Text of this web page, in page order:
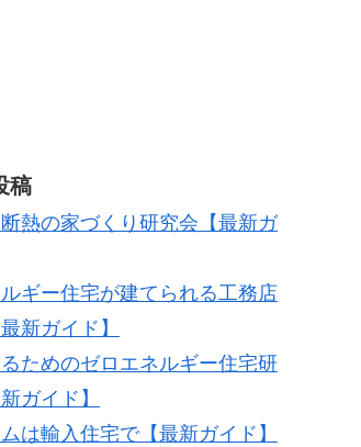
稿
熱の家づくり研究会【最新ガ
ギー住宅が建てられる工務店
新ガイド】
ためのゼロエネルギー住宅研
ガイド】
は輸入住宅で【最新ガイド】